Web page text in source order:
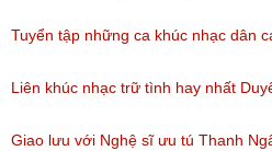
Tuyển tập những ca khúc nhạc dân
(Lượt nghe: 277)
Liên khúc nhạc trữ tình hay nhất
nghe: 193)
Giao lưu với Nghệ sĩ ưu tú Thanh